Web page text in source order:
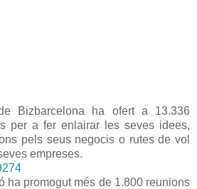
Bizbarcelona ha ofert a 13.336
per a fer enlairar les seves idees,
pels seus negocis o rutes de vol
empreses.
ha promogut més de 1.800 reunions